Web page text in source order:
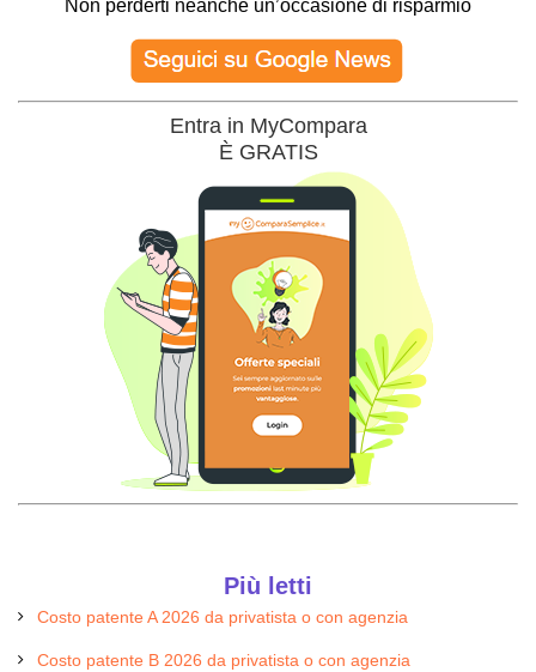
Non perderti neanche un’occasione di risparmio
Entra in MyCompara
È GRATIS
Più letti
Costo patente A 2026 da privatista o con agenzia
Costo patente B 2026 da privatista o con agenzia